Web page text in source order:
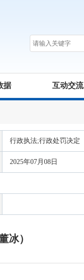
据 互动交流
行政执法;行政处罚决定
2025年07月08日
冰）